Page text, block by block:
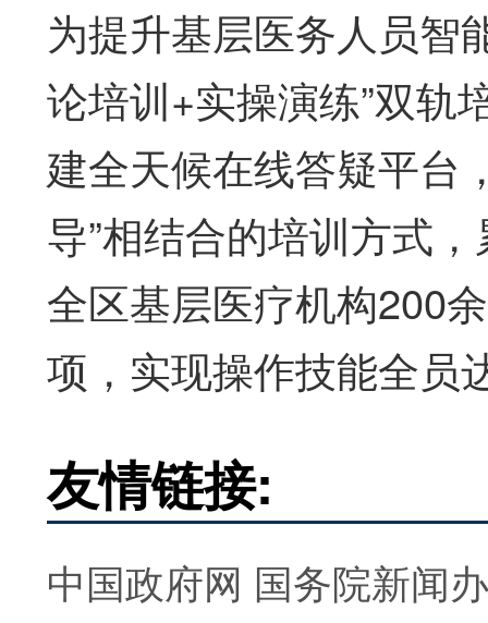
为提升基层医务人员智
论培训+实操演练”双轨
建全天候在线答疑平台
导”相结合的培训方式
全区基层医疗机构200
项，实现操作技能全员
友情链接:
中国政府网 国务院新闻